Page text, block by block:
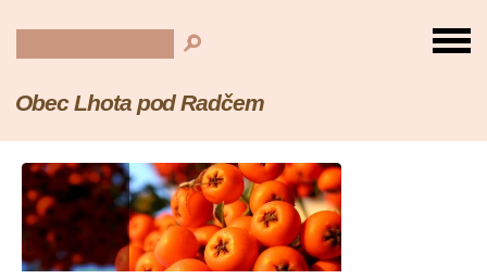
Obec Lhota pod Radčem